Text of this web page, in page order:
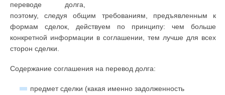
переводе долга,
поэтому, следуя общим требованиям, предъявленным к
формам сделок, действуем по принципу: чем больше
конкретной информации в соглашении, тем лучше для всех
сторон сделки.
Содержание соглашения на перевод долга:
предмет сделки (какая именно задолженность